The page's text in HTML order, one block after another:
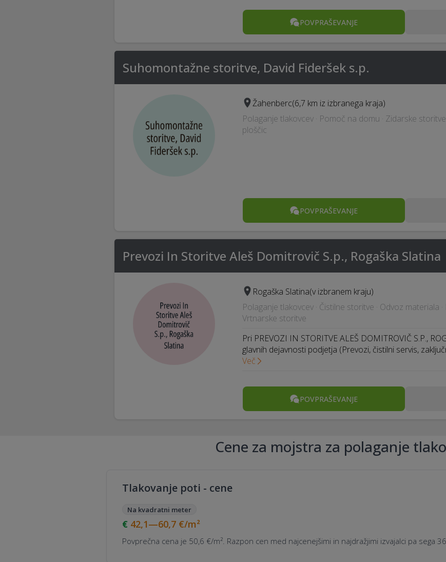
POVPRAŠEVANJE
Suhomontažne storitve, David Fideršek s.p.
Žahenberc(6,7 km iz izbranega kraja)
Polaganje tlakovcev · Pomoč na domu · Zidarske
ploščic
POVPRAŠEVANJE
Prevozi In Storitve Aleš Domitrovič S.p., Rogaška Slatina
Rogaška Slatina(v izbranem kraju)
Polaganje tlakovcev · Čistilne storitve · Odvoz materiala
Vrtnarske storitve
Pri PREVOZI IN STORITVE ALEŠ DOMITROVIČ S.P.,
glavnih dejavnosti podjetja (Prevozi, čistilni servis,
Več
POVPRAŠEVANJE
Cene za mojstra za polaganje
Tlakovanje poti - cene
Na kvadratni meter
42,1—60,7 €/m²
Povprečna cena je 50,6 €/m². Razpon cen med najcenejšimi in najdražjimi izvajalci pa sega